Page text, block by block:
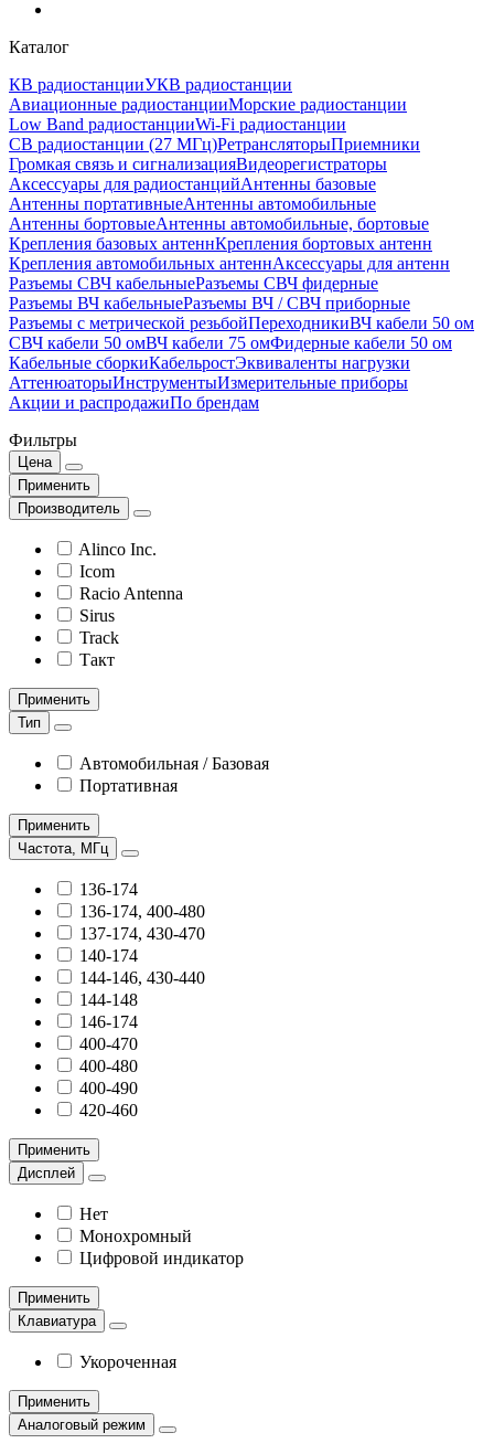
Каталог
КВ радиостанцииУКВ радиостанции
Авиационные радиостанцииМорские радиостанции
Low Band радиостанцииWi-Fi радиостанции
CB радиостанции (27 МГц)РетрансляторыПриемники
Громкая связь и сигнализацияВидеорегистраторы
Аксессуары для радиостанцийАнтенны базовые
Антенны портативныеАнтенны автомобильные
Антенны бортовыеАнтенны автомобильные, бортовые
Крепления базовых антеннКрепления бортовых антенн
Крепления автомобильных антеннАксессуары для антенн
Разъемы СВЧ кабельныеРазъемы СВЧ фидерные
Разъемы ВЧ кабельныеРазъемы ВЧ / СВЧ приборные
Разъемы с метрической резьбойПереходникиВЧ кабели 50 ом
СВЧ кабели 50 омВЧ кабели 75 омФидерные кабели 50 ом
Кабельные сборкиКабельростЭквиваленты нагрузки
АттенюаторыИнструментыИзмерительные приборы
Акции и распродажиПо брендам
Фильтры
Цена
Применить
Производитель
Alinco Inc.
Icom
Racio Antenna
Sirus
Track
Такт
Применить
Тип
Автомобильная / Базовая
Портативная
Применить
Частота, МГц
136-174
136-174, 400-480
137-174, 430-470
140-174
144-146, 430-440
144-148
146-174
400-470
400-480
400-490
420-460
Применить
Дисплей
Нет
Монохромный
Цифровой индикатор
Применить
Клавиатура
Укороченная
Применить
Аналоговый режим